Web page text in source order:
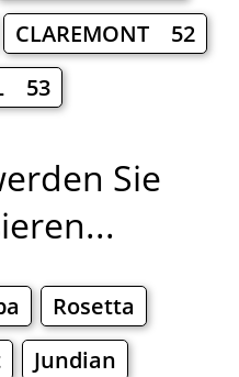
CLAREMONT 52
53
Sie
Rosetta
Jundian